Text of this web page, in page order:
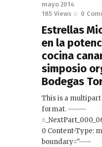
mayo 2014
185 Views 0
Estrellas
en la
cocina
simposio
Bodegas
This is a
format. ------
0 Content-Type:
boundary="----